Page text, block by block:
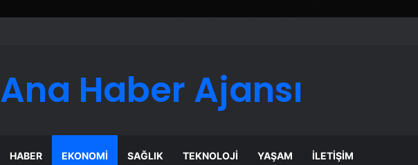
Ana Haber Ajansı
HABER EKONOMI SAĞLIK TEKNOLOJI YAŞAM İLETIŞIM